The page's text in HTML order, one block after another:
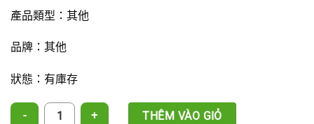
產品類型：其他
品牌：其他
狀態：有庫存
16mm 滴帶鱷魚夾取水接頭 數量THÊM VÀO GIỎ